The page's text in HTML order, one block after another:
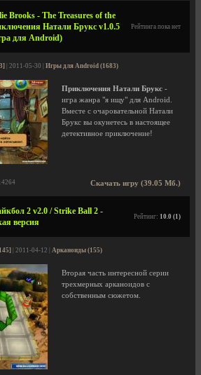
Brooks - The Treasures of the
Натали Брукс v1.0.5
для Android)
Рейтинга пока нет
| 2011-05-30 | Игры для Android (1683)
Приключения Натали Брукс -
игра жанра "я ищу" для Android.
Вместе с очаровательной Натали
Брукс вы окунетесь в настоящее
детективное приключение!
Скачать игру (39.05 Мб.)
2 v2.0 / Strike Ball 2 -
версия
Рейтинг: 10.0 (1)
| 2011-04-12 | Арканоиды (155)
Вторая часть интересной серии
трехмерных арканоидов с
собственным сюжетом.